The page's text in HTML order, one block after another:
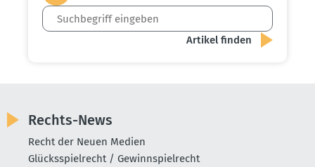
Rechts-News
Recht der Neuen Medien
Glücksspielrecht / Gewinnspielrecht